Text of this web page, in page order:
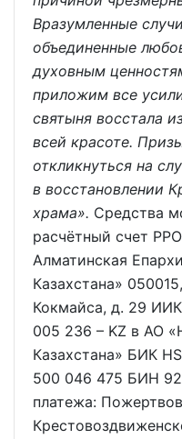
Вразумленные
объединенные
духовным
приложим все
святыня восстала
всей красоте.
откликнуться на
в восстановлении
храма». Средства
расчётный счет
Алматинская
Казахстана»
Кокмайса, д. 29
005 236 – KZ в АО
Казахстана» БИК
500 046 475 БИН
платежа: